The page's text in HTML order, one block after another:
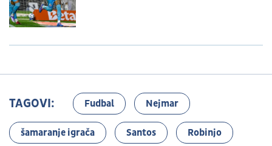
TAGOVI: Fudbal Nejmar
šamaranje igrača Santos Robinjo